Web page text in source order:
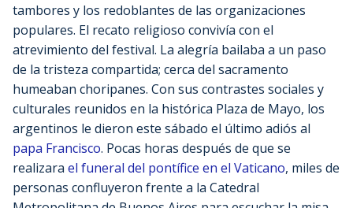
tambores y los redoblantes de las organizaciones
populares. El recato religioso convivía con el
atrevimiento del festival. La alegría bailaba a un paso
de la tristeza compartida; cerca del sacramento
humeaban choripanes. Con sus contrastes sociales y
culturales reunidos en la histórica Plaza de Mayo, los
argentinos le dieron este sábado el último adiós al
papa Francisco. Pocas horas después de que se
realizara el funeral del pontífice en el Vaticano, miles de
personas confluyeron frente a la Catedral